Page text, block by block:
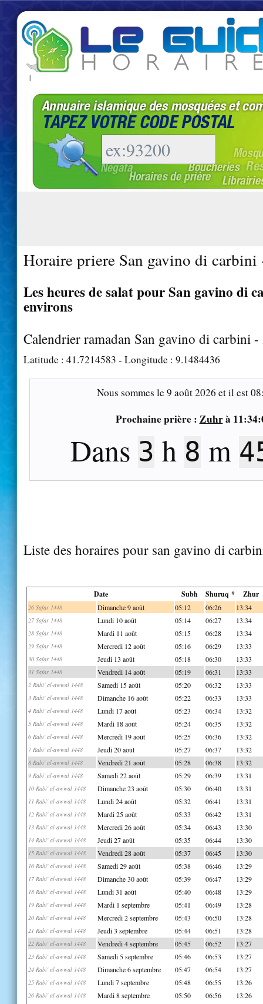
|
Horaire priere San gavino di carbini
Les heures de salat pour San gavino di
environs
Calendrier ramadan San gavino di carbini
Latitude : 41.7214583 - Longitude : 9.1484436
Nous sommes le9 août 2026 et il est
Prochaine prière : Zuhrà
Dans 3 h 8 m
Liste des horaires pour san gavino di
Date Subh Shuruq * Zhur
26 Safar 1448 Dimanche 9 août 05:12 06:26 13:34
27 Safar 1448 Lundi 10 août 05:14 06:27 13:34
28 Safar 1448 Mardi 11 août 05:15 06:28 13:34
29 Safar 1448 Mercredi 12 août 05:16 06:29 13:33
30 Safar 1448 Jeudi 13 août 05:18 06:30 13:33
31 Safar 1448 Vendredi 14 août 05:19 06:31 13:33
2 Rabi' al-awwal 1448 Samedi 15 août 05:20 06:32 13:33
3 Rabi' al-awwal 1448 Dimanche 16 août 05:22 06:33 13:33
4 Rabi' al-awwal 1448 Lundi 17 août 05:23 06:34 13:32
5 Rabi' al-awwal 1448 Mardi 18 août 05:24 06:35 13:32
6 Rabi' al-awwal 1448 Mercredi 19 août 05:25 06:36 13:32
7 Rabi' al-awwal 1448 Jeudi 20 août 05:27 06:37 13:32
8 Rabi' al-awwal 1448 Vendredi 21 août 05:28 06:38 13:32
9 Rabi' al-awwal 1448 Samedi 22 août 05:29 06:39 13:31
10 Rabi' al-awwal 1448 Dimanche 23 août 05:30 06:40 13:31
11 Rabi' al-awwal 1448 Lundi 24 août 05:32 06:41 13:31
12 Rabi' al-awwal 1448 Mardi 25 août 05:33 06:42 13:31
13 Rabi' al-awwal 1448 Mercredi 26 août 05:34 06:43 13:30
14 Rabi' al-awwal 1448 Jeudi 27 août 05:35 06:44 13:30
15 Rabi' al-awwal 1448 Vendredi 28 août 05:37 06:45 13:30
16 Rabi' al-awwal 1448 Samedi 29 août 05:38 06:46 13:29
17 Rabi' al-awwal 1448 Dimanche 30 août 05:39 06:47 13:29
18 Rabi' al-awwal 1448 Lundi 31 août 05:40 06:48 13:29
19 Rabi' al-awwal 1448 Mardi 1 septembre 05:41 06:49 13:28
20 Rabi' al-awwal 1448 Mercredi 2 septembre 05:43 06:50 13:28
21 Rabi' al-awwal 1448 Jeudi 3 septembre 05:44 06:51 13:28
22 Rabi' al-awwal 1448 Vendredi 4 septembre 05:45 06:52 13:27
23 Rabi' al-awwal 1448 Samedi 5 septembre 05:46 06:53 13:27
24 Rabi' al-awwal 1448 Dimanche 6 septembre 05:47 06:54 13:27
25 Rabi' al-awwal 1448 Lundi 7 septembre 05:48 06:55 13:26
26 Rabi' al-awwal 1448 Mardi 8 septembre 05:50 06:56 13:26